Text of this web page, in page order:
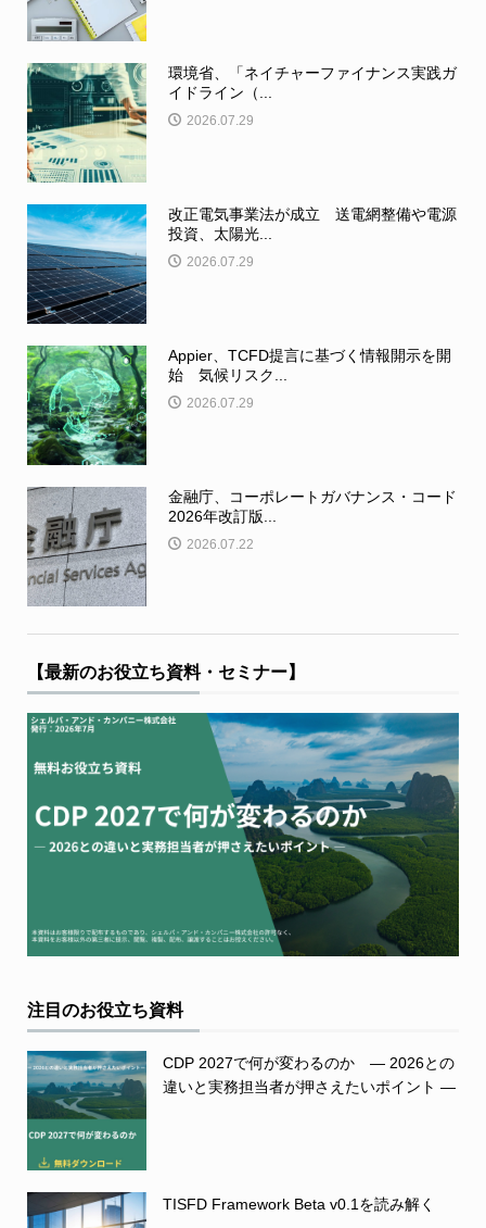
環境省、「ネイチャーファイナンス実践ガ
イドライン（...
2026.07.29
改正電気事業法が成立 送電網整備や電源
投資、太陽光...
2026.07.29
Appier、TCFD提言に基づく情報開示を開
始 気候リスク...
2026.07.29
金融庁、コーポレートガバナンス・コード
2026年改訂版...
2026.07.22
【最新のお役立ち資料・セミナー】
注目のお役立ち資料
CDP 2027で何が変わるのか ― 2026との
違いと実務担当者が押さえたいポイント ―
TISFD Framework Beta v0.1を読み解く